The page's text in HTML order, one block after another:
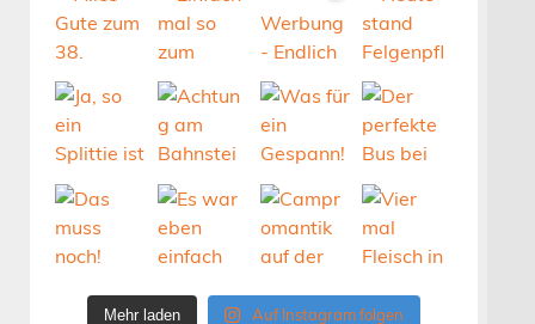
Mehr laden Auf Instagram folgen